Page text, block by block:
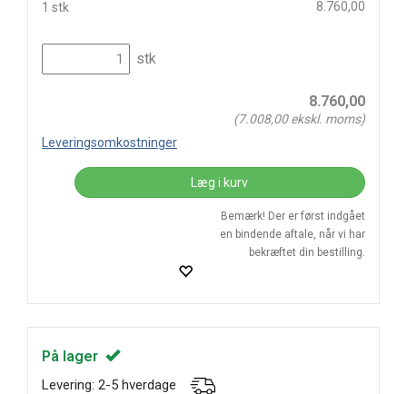
1 stk 8.760,00
stk
8.760,00
(7.008,00ekskl. moms)
Leveringsomkostninger
Læg i kurv
Bemærk! Der er først indgået
en bindende aftale, når vi har
bekræftet din bestilling.
På lager
Levering: 2-5 hverdage